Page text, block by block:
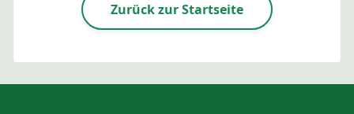
Zurück zur Startseite